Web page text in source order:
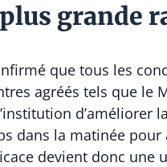
grande
que tous les
agréés tels que le
d’améliorer
dans la matinée
devient donc une